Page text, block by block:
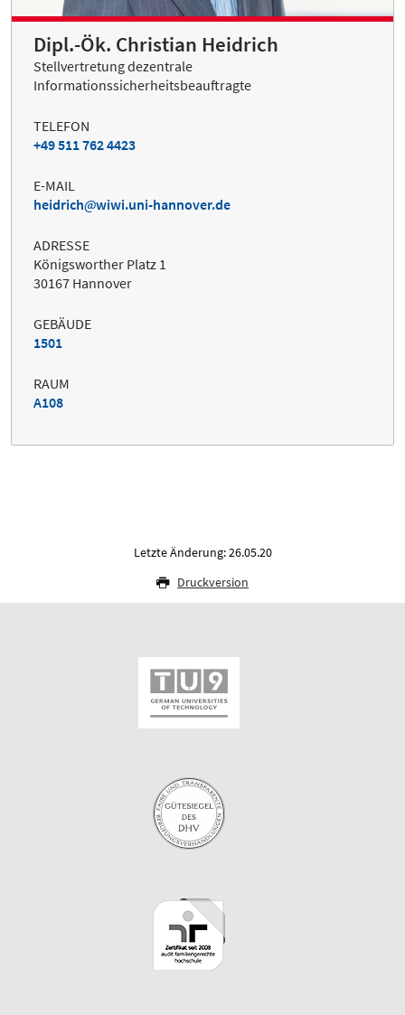
Dipl.-Ök. Christian Heidrich
Stellvertretung dezentrale
Informationssicherheitsbeauftragte
TELEFON
+49 511 762 4423
E-MAIL
heidrich
wiwi.uni-hannover.de
ADRESSE
Königsworther Platz 1
30167 Hannover
GEBÄUDE
1501
RAUM
A108
Letzte Änderung: 26.05.20
Druckversion